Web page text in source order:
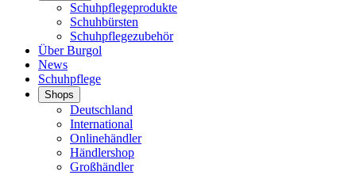
Schuhpflegeprodukte
Schuhbürsten
Schuhpflegezubehör
Über Burgol
News
Schuhpflege
Shops
Deutschland
International
Onlinehändler
Händlershop
Großhändler